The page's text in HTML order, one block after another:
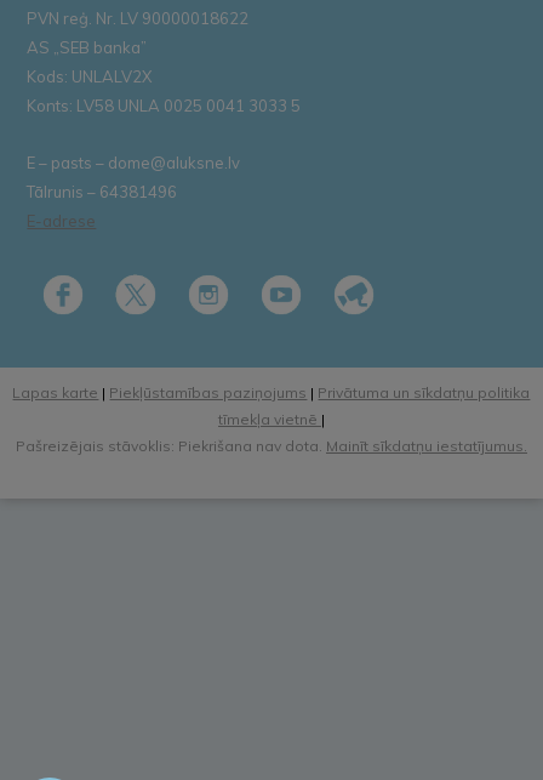
PVN reģ. Nr. LV 90000018622
AS „SEB banka”
Kods: UNLALV2X
Konts: LV58 UNLA 0025 0041 3033 5
E – pasts – dome@aluksne.lv
Tālrunis – 64381496
E-adrese
Lapas karte | Piekļūstamības paziņojums | Privātuma un sīkdatņu politika
tīmekļa vietnē |
Pašreizējais stāvoklis: Piekrišana nav dota. Mainīt sīkdatņu iestatījumus.